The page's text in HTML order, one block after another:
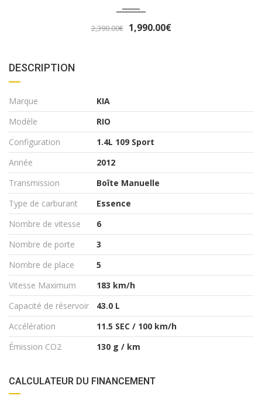
DESCRIPTION
Marque
KIA
Modèle
RIO
Configuration
1.4L 109 Sport
Année
2012
Transmission
Boîte Manuelle
Type de carburant
Essence
Nombre de vitesse
6
Nombre de porte
3
Nombre de place
5
Vitesse Maximum
183 km/h
Capacité de réservoir
43.0 L
Accélération
11.5 SEC / 100 km/h
Émission CO2
130 g / km
CALCULATEUR DU FINANCEMENT